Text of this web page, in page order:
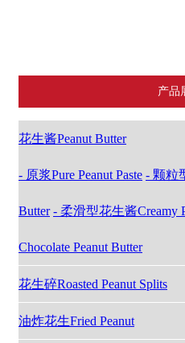
产品
花生酱Peanut Butter
- 原浆Pure Peanut Paste - 颗粒
Butter - 柔滑型花生酱Creamy
Chocolate Peanut Butter
花生碎Roasted Peanut Splits
油炸花生Fried Peanut